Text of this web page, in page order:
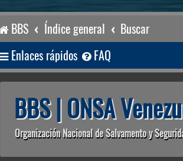
BBS Índice general
Buscar
Enlaces rápidos
FAQ
BBS | ONSA
Organización Nacional de Salvamento y